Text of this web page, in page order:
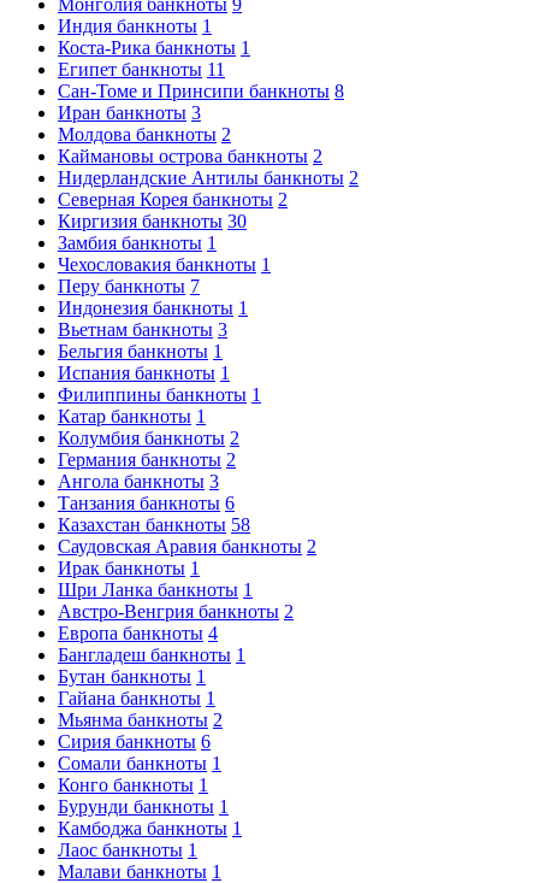
Монголия банкноты 9
Индия банкноты 1
Коста-Рика банкноты 1
Египет банкноты 11
Сан-Томе и Принсипи банкноты 8
Иран банкноты 3
Молдова банкноты 2
Каймановы острова банкноты 2
Нидерландские Антилы банкноты 2
Северная Корея банкноты 2
Киргизия банкноты 30
Замбия банкноты 1
Чехословакия банкноты 1
Перу банкноты 7
Индонезия банкноты 1
Вьетнам банкноты 3
Бельгия банкноты 1
Испания банкноты 1
Филиппины банкноты 1
Катар банкноты 1
Колумбия банкноты 2
Германия банкноты 2
Ангола банкноты 3
Танзания банкноты 6
Казахстан банкноты 58
Саудовская Аравия банкноты 2
Ирак банкноты 1
Шри Ланка банкноты 1
Австро-Венгрия банкноты 2
Европа банкноты 4
Бангладеш банкноты 1
Бутан банкноты 1
Гайана банкноты 1
Мьянма банкноты 2
Сирия банкноты 6
Сомали банкноты 1
Конго банкноты 1
Бурунди банкноты 1
Камбоджа банкноты 1
Лаос банкноты 1
Малави банкноты 1